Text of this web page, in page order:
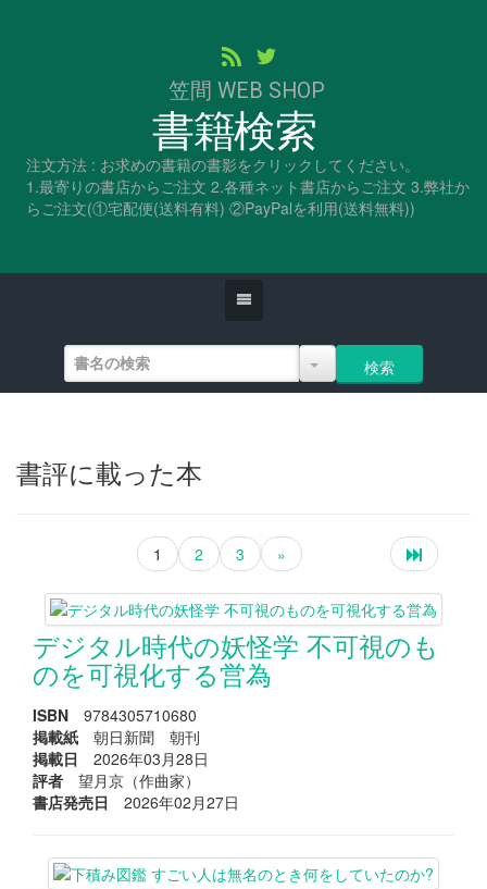
笠間 WEB SHOP
書籍検索
注文方法 : お求めの書籍の書影をクリックしてください。
1.最寄りの書店からご注文 2.各種ネット書店からご注文 3.弊社か
らご注文(①宅配便(送料有料) ②PayPalを利用(送料無料))
書評に載った本
1 2 3 »
デジタル時代の妖怪学 不可視のも
のを可視化する営為
ISBN 9784305710680
掲載紙 朝日新聞 朝刊
掲載日 2026年03月28日
評者 望月京（作曲家）
書店発売日 2026年02月27日